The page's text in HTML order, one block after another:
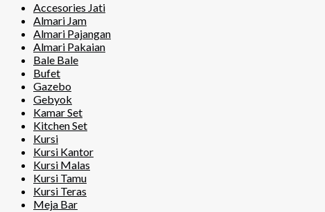
Accesories Jati
Almari Jam
Almari Pajangan
Almari Pakaian
Bale Bale
Bufet
Gazebo
Gebyok
Kamar Set
Kitchen Set
Kursi
Kursi Kantor
Kursi Malas
Kursi Tamu
Kursi Teras
Meja Bar